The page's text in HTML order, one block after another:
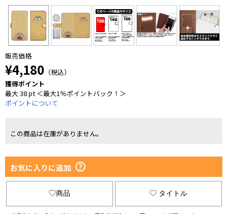
販売価格
¥4,180 （税込）
獲得ポイント
最大 38 pt ＜最大1％ポイントバック！＞
ポイントについて
この商品は在庫がありません。
お気に入りに追加
商品 タイトル